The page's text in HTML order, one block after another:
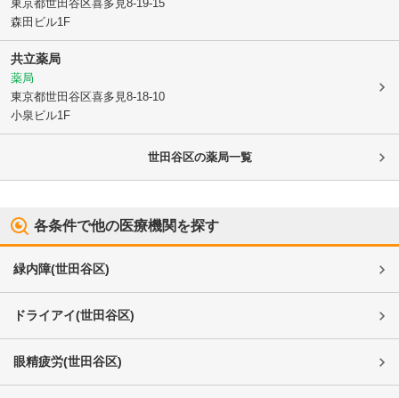
東京都世田谷区喜多見8-19-15
森田ビル1F
共立薬局
薬局
東京都世田谷区喜多見8-18-10
小泉ビル1F
世田谷区の薬局一覧
各条件で他の医療機関を探す
緑内障(世田谷区)
ドライアイ(世田谷区)
眼精疲労(世田谷区)